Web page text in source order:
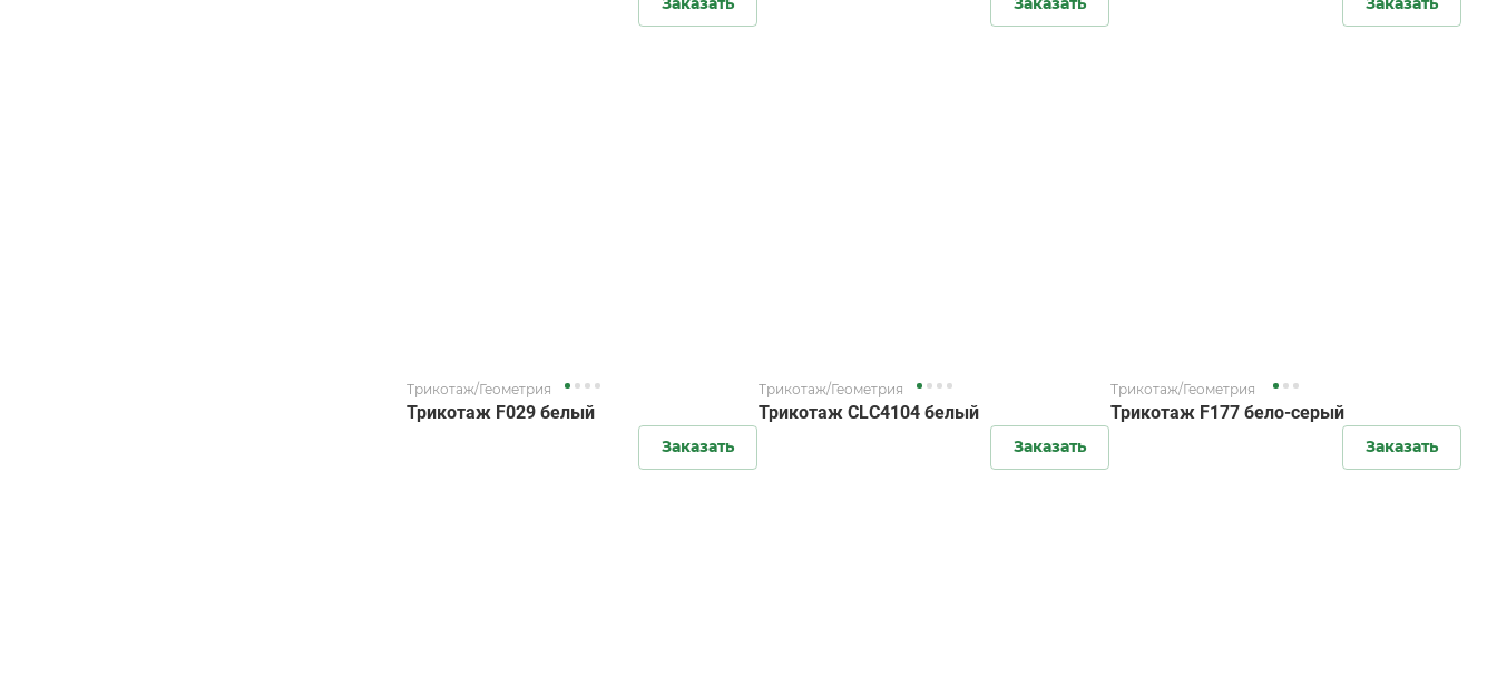
Трикотаж/Геометрия
Трикотаж F029 белый
Заказать
Трикотаж/Геометрия
Трикотаж CLC4104 белый
Заказать
Трикотаж/Геометрия
Трикотаж F177 бело-серый
Заказать